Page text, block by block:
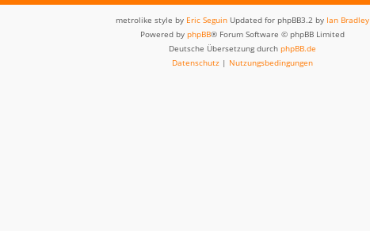
metrolike style by Eric Seguin Updated for phpBB3.2 by Ian Bradley
Powered by phpBB® Forum Software © phpBB Limited
Deutsche Übersetzung durch phpBB.de
Datenschutz | Nutzungsbedingungen